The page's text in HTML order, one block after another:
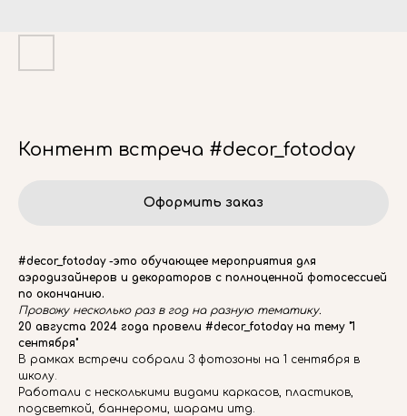
Контент встреча #decor_fotoday
Оформить заказ
#decor_fotoday -это обучающее мероприятия для
аэродизайнеров и декораторов с полноценной фотосессией
по окончанию.
Провожу несколько раз в год на разную тематику.
20 августа 2024 года провели #decor_fotoday на тему "1
сентября"
В рамках встречи собрали 3 фотозоны на 1 сентября в
школу.
Работали с несколькими видами каркасов, пластиков,
подсветкой, баннероми, шарами итд.